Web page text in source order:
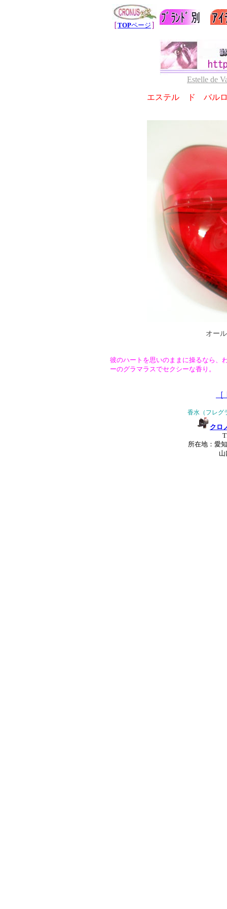
［TOPページ ］
Estelle de
エステル ド バルロ
オー
彼のハートを思いのままに操るなら、
ーのグラマラスでセクシーな香り。
香水（フレ
クロ
所在地：愛